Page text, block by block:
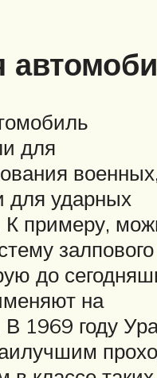
для
для ударных
К примеру,
залпового
до
на
1969 году